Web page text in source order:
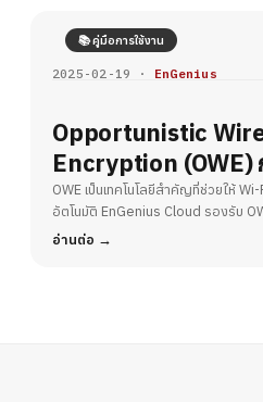
📚 คู่มือการใช้งาน
2025-02-19 · EnGenius
Opportunistic
Encryption (OWE)
Cloud – ยกระดับคว
สาธารณะ
OWE เป็นเทคโนโลยีสำคัญที่ช่วยให้
อัตโนมัติ EnGenius Cloud รองรับ
อ่านต่อ